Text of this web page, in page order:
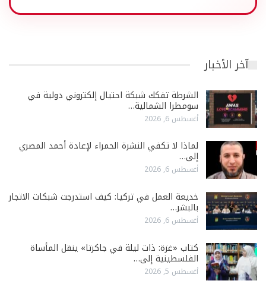
آخر الأخبار
الشرطة تفكك شبكة احتيال إلكتروني دولية في
سومطرا الشمالية…
أغسطس 6, 2026
لماذا لا تكفي النشرة الحمراء لإعادة أحمد المصري
إلى…
أغسطس 6, 2026
خديعة العمل في تركيا: كيف استدرجت شبكات الاتجار
بالبشر…
أغسطس 6, 2026
كتاب «غزة: ذات ليلة في جاكرتا» ينقل المأساة
الفلسطينية إلى…
أغسطس 5, 2026